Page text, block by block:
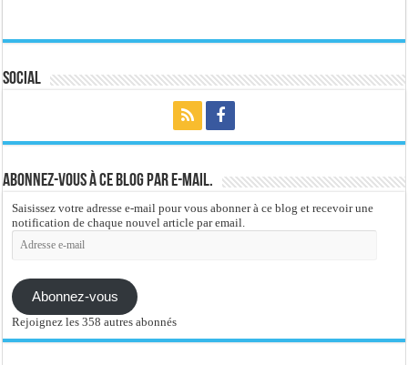
Social
Abonnez-vous à ce blog par e-mail.
Saisissez votre adresse e-mail pour vous abonner à ce blog et recevoir une
notification de chaque nouvel article par email.
Adresse
e-
Abonnez-vous
Rejoignez les 358 autres abonnés